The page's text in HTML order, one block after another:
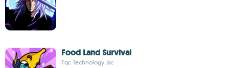
Food Land Survival
Tqc Technology Jsc